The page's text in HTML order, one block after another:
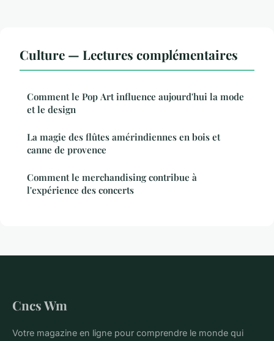
Culture — Lectures complémentaires
Comment le Pop Art influence aujourd'hui la mode
et le design
La magie des flûtes amérindiennes en bois et
canne de provence
Comment le merchandising contribue à
l'expérience des concerts
Cncs Wm
Votre magazine en ligne pour comprendre le monde qui